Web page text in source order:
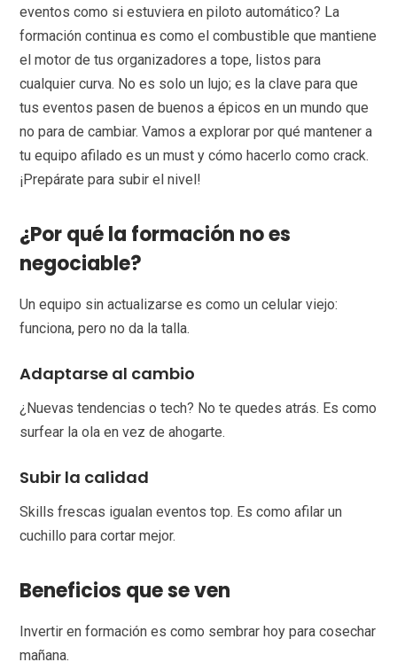
eventos como si estuviera en piloto automático? La
formación continua es como el combustible que mantiene
el motor de tus organizadores a tope, listos para
cualquier curva. No es solo un lujo; es la clave para que
tus eventos pasen de buenos a épicos en un mundo que
no para de cambiar. Vamos a explorar por qué mantener a
tu equipo afilado es un must y cómo hacerlo como crack.
¡Prepárate para subir el nivel!
¿Por qué la formación no es
negociable?
Un equipo sin actualizarse es como un celular viejo:
funciona, pero no da la talla.
Adaptarse al cambio
¿Nuevas tendencias o tech? No te quedes atrás. Es como
surfear la ola en vez de ahogarte.
Subir la calidad
Skills frescas igualan eventos top. Es como afilar un
cuchillo para cortar mejor.
Beneficios que se ven
Invertir en formación es como sembrar hoy para cosechar
mañana.